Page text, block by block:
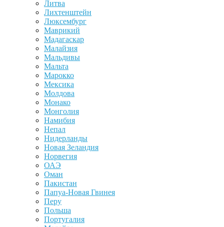
Литва
Лихтенштейн
Люксембург
Маврикий
Мадагаскар
Малайзия
Мальдивы
Мальта
Марокко
Мексика
Молдова
Монако
Монголия
Намибия
Непал
Нидерланды
Новая Зеландия
Норвегия
ОАЭ
Оман
Пакистан
Папуа-Новая Гвинея
Перу
Польша
Португалия